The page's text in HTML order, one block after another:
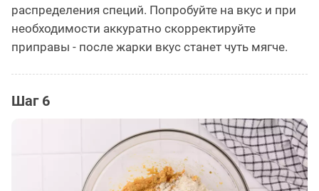
распределения специй. Попробуйте на вкус и при
необходимости аккуратно скорректируйте
приправы - после жарки вкус станет чуть мягче.
Шаг 6